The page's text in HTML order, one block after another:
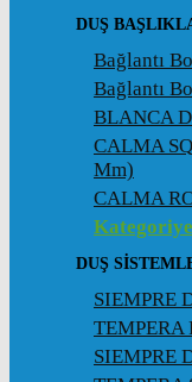
DUŞ
Bağlantı
Bağlantı
BLANCA
CALMA
Mm)
CALMA
DUŞ
SIEMPRE
TEMPERA
SIEMPRE